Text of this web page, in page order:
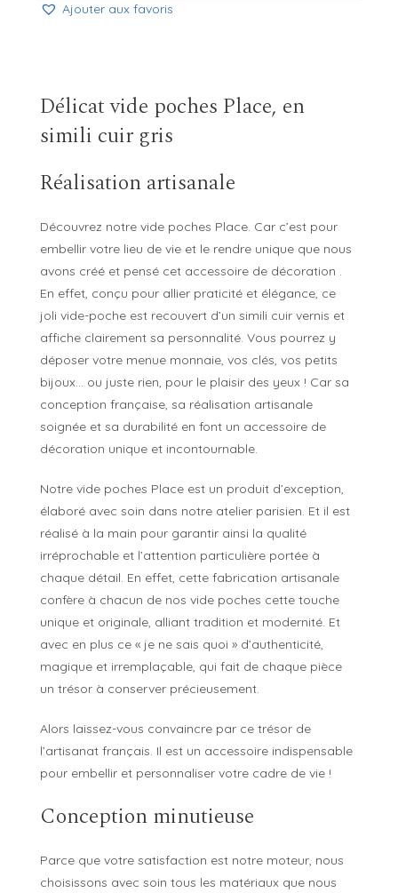
Ajouter aux favoris
Délicat vide poches Place, en
simili cuir gris
Réalisation artisanale
Découvrez notre vide poches Place. Car c’est pour
embellir votre lieu de vie et le rendre unique que nous
avons créé et pensé cet accessoire de décoration .
En effet, conçu pour allier praticité et élégance, ce
joli vide-poche est recouvert d’un simili cuir vernis et
affiche clairement sa personnalité. Vous pourrez y
déposer votre menue monnaie, vos clés, vos petits
bijoux… ou juste rien, pour le plaisir des yeux ! Car sa
conception française, sa réalisation artisanale
soignée et sa durabilité en font un accessoire de
décoration unique et incontournable.
Notre vide poches Place est un produit d’exception,
élaboré avec soin dans notre atelier parisien. Et il est
réalisé à la main pour garantir ainsi la qualité
irréprochable et l’attention particulière portée à
chaque détail. En effet, cette fabrication artisanale
confère à chacun de nos vide poches cette touche
unique et originale, alliant tradition et modernité. Et
avec en plus ce « je ne sais quoi » d’authenticité,
magique et irremplaçable, qui fait de chaque pièce
un trésor à conserver précieusement.
Alors laissez-vous convaincre par ce trésor de
l’artisanat français. Il est un accessoire indispensable
pour embellir et personnaliser votre cadre de vie !
Conception minutieuse
Parce que votre satisfaction est notre moteur, nous
choisissons avec soin tous les matériaux que nous